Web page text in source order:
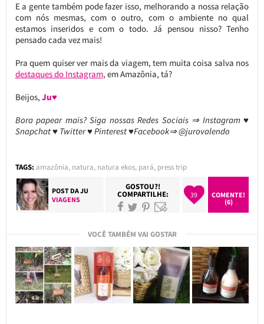
E a gente também pode fazer isso, melhorando a nossa relação
com nós mesmas, com o outro, com o ambiente no qual
estamos inseridos e com o todo. Já pensou nisso? Tenho
pensado cada vez mais!
Pra quem quiser ver mais da viagem, tem muita coisa salva nos
destaques do Instagram, em Amazônia, tá?
Beijos, Ju♥
Bora papear mais? Siga nossas Redes Sociais ⇒ Instagram ♥
Snapchat ♥ Twitter ♥ Pinterest ♥Facebook⇒ @jurovalendo
TAGS: amazônia, natura, natura ekos, pará, press trip
POST DAJU
VIAGENS
GOSTOU?!
COMPARTILHE: 39
COMENTE!
(6)
VOCÊ TAMBÉM VAI GOSTAR